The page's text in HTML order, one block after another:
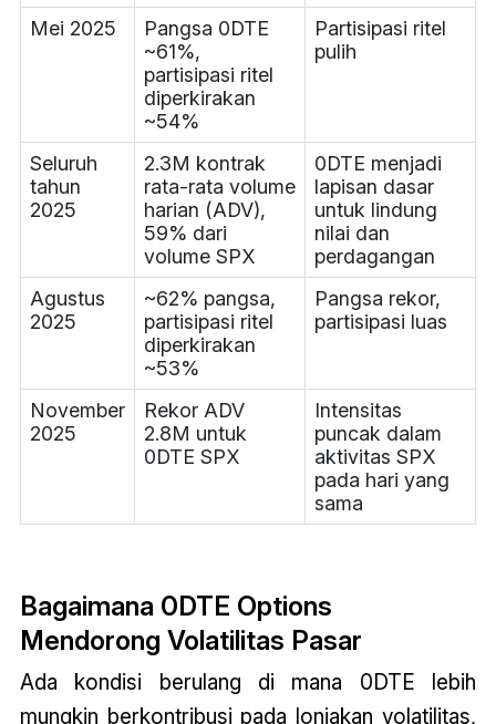
Mei 2025
Pangsa 0DTE
~61%,
partisipasi ritel
diperkirakan
~54%
Partisipasi ritel
pulih
Seluruh
tahun
2025
2.3M kontrak
rata-rata volume
harian (ADV),
59% dari
volume SPX
0DTE menjadi
lapisan dasar
untuk lindung
nilai dan
perdagangan
Agustus
2025
~62% pangsa,
partisipasi ritel
diperkirakan
~53%
Pangsa rekor,
partisipasi luas
November
2025
Rekor ADV
2.8M untuk
0DTE SPX
Intensitas
puncak dalam
aktivitas SPX
pada hari yang
sama
Bagaimana 0DTE Options
Mendorong Volatilitas Pasar
Ada kondisi berulang di mana 0DTE lebih
mungkin berkontribusi pada lonjakan volatilitas,